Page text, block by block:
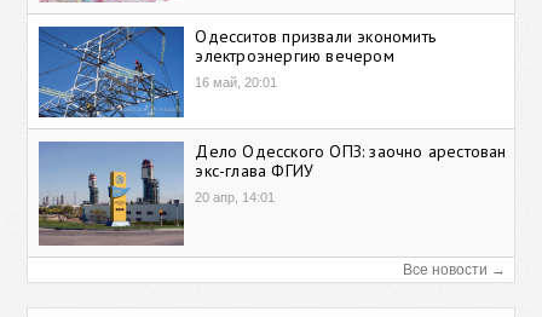
Одесситов призвали экономить
электроэнергию вечером
16 май, 20:01
Дело Одесского ОПЗ: заочно арестован
экс-глава ФГИУ
20 апр, 14:01
Все новости →